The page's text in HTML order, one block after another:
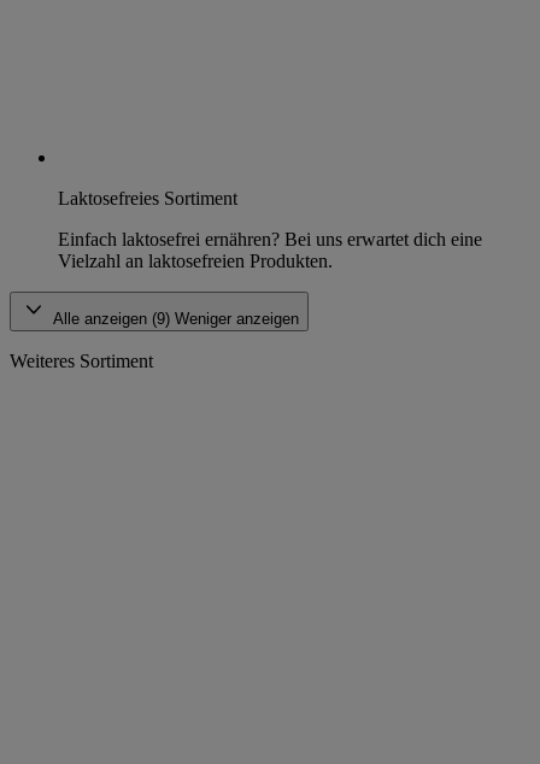
Laktosefreies Sortiment
Einfach laktosefrei ernähren? Bei uns erwartet dich eine
Vielzahl an laktosefreien Produkten.
Alle anzeigen (9) Weniger anzeigen
Weiteres Sortiment